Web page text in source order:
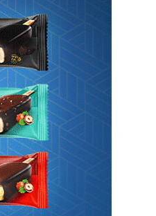
sont dus au titre
ministre à
l'ensemble du
syndical qui a
de l'année